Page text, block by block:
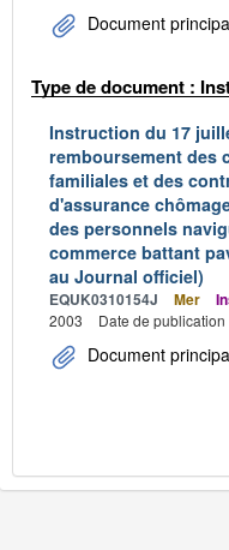
Document
Type de document :
Instruction du 17
remboursement des
familiales et des
d'assurance
des personnels
commerce battant
au Journal officiel)
EQUK0310154J Mer
2003
Date de
Document